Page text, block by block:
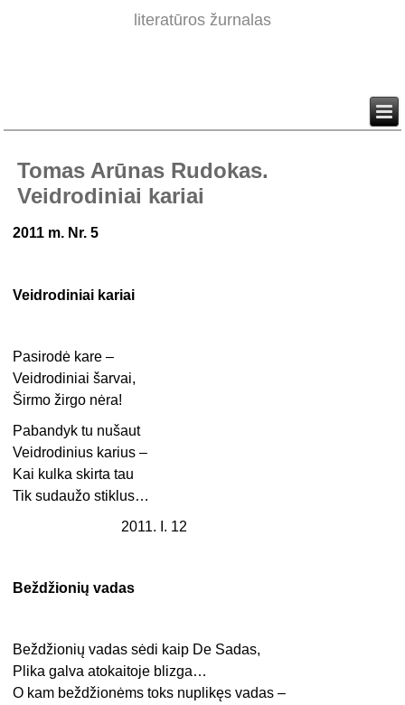
literatūros žurnalas
Tomas Arūnas Rudokas.
Veidrodiniai kariai
2011 m. Nr. 5
Veidrodiniai kariai
Pasirodė kare –
Veidrodiniai šarvai,
Širmo žirgo nėra!
Pabandyk tu nušaut
Veidrodinius karius –
Kai kulka skirta tau
Tik sudaužo stiklus…
2011. I. 12
Beždžionių vadas
Beždžionių vadas sėdi kaip De Sadas,
Plika galva atokaitoje blizga…
O kam beždžionėms toks nuplikęs vadas –